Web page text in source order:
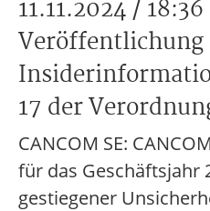
11.11.2024 /
Veröffentlichung
17 der
CANCOM SE:
für das Geschäftsjahr
gestiegener